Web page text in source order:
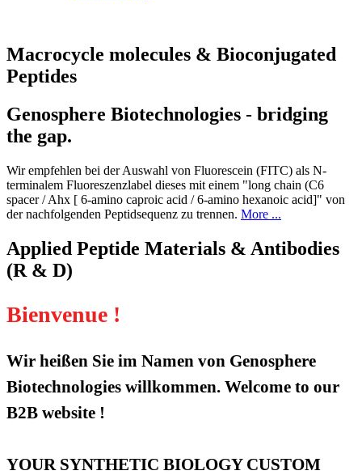
Macrocycle molecules & Bioconjugated
Peptides
Genosphere Biotechnologies - bridging
the gap.
Wir empfehlen bei der Auswahl von Fluorescein (FITC) als N-
terminalem Fluoreszenzlabel dieses mit einem "long chain (C6
spacer / Ahx [ 6-amino caproic acid / 6-amino hexanoic acid]" von
der nachfolgenden Peptidsequenz zu trennen. More ...
Applied Peptide Materials & Antibodies
(R & D)
Bienvenue !
Wir heißen Sie im Namen von Genosphere
Biotechnologies willkommen. Welcome to our
B2B website !
YOUR SYNTHETIC BIOLOGY CUSTOM